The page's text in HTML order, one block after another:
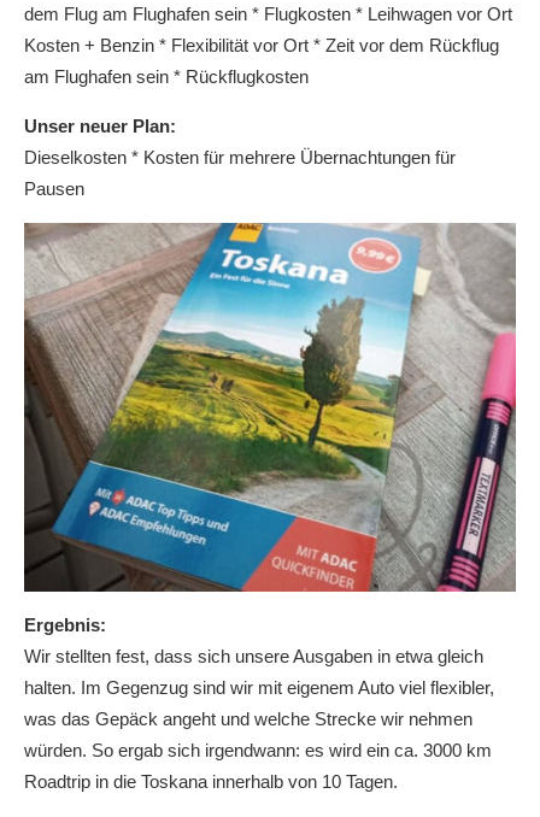
dem Flug am Flughafen sein * Flugkosten * Leihwagen vor Ort
Kosten + Benzin * Flexibilität vor Ort * Zeit vor dem Rückflug
am Flughafen sein * Rückflugkosten
Unser neuer Plan:
Dieselkosten * Kosten für mehrere Übernachtungen für
Pausen
Ergebnis:
Wir stellten fest, dass sich unsere Ausgaben in etwa gleich
halten. Im Gegenzug sind wir mit eigenem Auto viel flexibler,
was das Gepäck angeht und welche Strecke wir nehmen
würden. So ergab sich irgendwann: es wird ein ca. 3000 km
Roadtrip in die Toskana innerhalb von 10 Tagen.